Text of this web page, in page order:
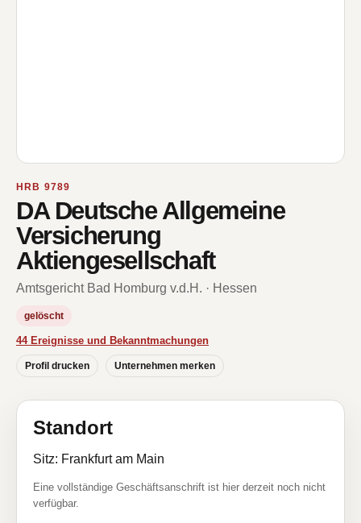
HRB 9789
DA Deutsche Allgemeine
Versicherung
Aktiengesellschaft
Amtsgericht Bad Homburg v.d.H. · Hessen
gelöscht
44 Ereignisse und Bekanntmachungen
Profil drucken Unternehmen merken
Standort
Sitz: Frankfurt am Main
Eine vollständige Geschäftsanschrift ist hier derzeit noch nicht
verfügbar.